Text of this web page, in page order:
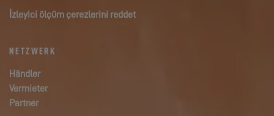
İzleyici ölçüm çerezlerini reddet
NETZWERK
Händler
Vermieter
Partner